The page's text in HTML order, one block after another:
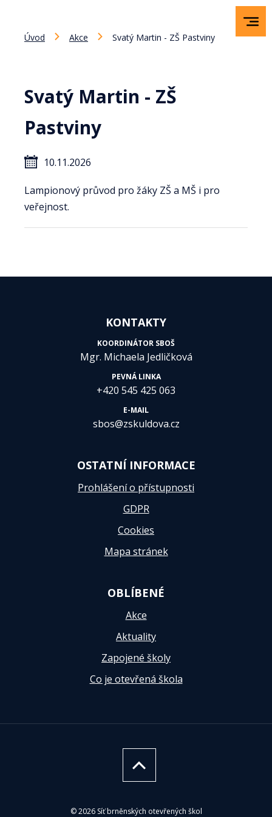
Úvod Akce Svatý Martin - ZŠ Pastviny
Svatý Martin - ZŠ
Pastviny
10.11.2026
Lampionový průvod pro žáky ZŠ a MŠ i pro
veřejnost.
KONTAKTY
KOORDINÁTOR SBOŠ
Mgr. Michaela Jedličková
PEVNÁ LINKA
+420 545 425 063
E-MAIL
sbos@zskuldova.cz
OSTATNÍ INFORMACE
Prohlášení o přístupnosti
GDPR
Cookies
Mapa stránek
OBLÍBENÉ
Akce
Aktuality
Zapojené školy
Co je otevřená škola
© 2026 Síť brněnských otevřených škol